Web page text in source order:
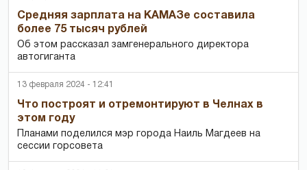
Средняя зарплата на КАМАЗе составила
более 75 тысяч рублей
Об этом рассказал замгенерального директора
автогиганта
13 февраля 2024 - 12:41
Что построят и отремонтируют в Челнах в
этом году
Планами поделился мэр города Наиль Магдеев на
сессии горсовета